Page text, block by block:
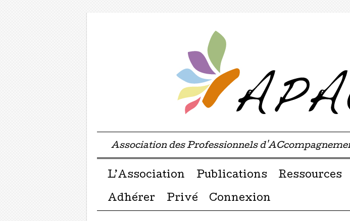
Association des Professionnels
Menu ☰
Passer directement au contenu
L’Association Publications Ressources
Adhérer Privé Connexion